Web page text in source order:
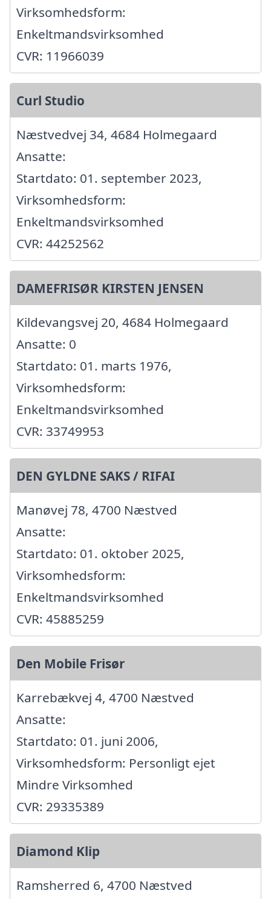
Virksomhedsform:
Enkeltmandsvirksomhed
CVR: 11966039
Curl Studio
Næstvedvej 34, 4684 Holmegaard
Ansatte:
Startdato: 01. september 2023,
Virksomhedsform:
Enkeltmandsvirksomhed
CVR: 44252562
DAMEFRISØR KIRSTEN JENSEN
Kildevangsvej 20, 4684 Holmegaard
Ansatte: 0
Startdato: 01. marts 1976,
Virksomhedsform:
Enkeltmandsvirksomhed
CVR: 33749953
DEN GYLDNE SAKS / RIFAI
Manøvej 78, 4700 Næstved
Ansatte:
Startdato: 01. oktober 2025,
Virksomhedsform:
Enkeltmandsvirksomhed
CVR: 45885259
Den Mobile Frisør
Karrebækvej 4, 4700 Næstved
Ansatte:
Startdato: 01. juni 2006,
Virksomhedsform: Personligt ejet
Mindre Virksomhed
CVR: 29335389
Diamond Klip
Ramsherred 6, 4700 Næstved